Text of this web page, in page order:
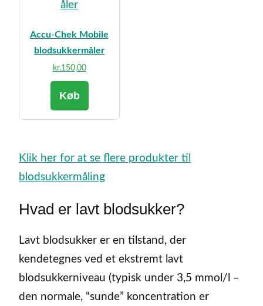
Accu-Chek Mobile
blodsukkermåler
kr.150,00
Køb
Klik her for at se flere produkter til
blodsukkermåling
Hvad er lavt blodsukker?
Lavt blodsukker er en tilstand, der
kendetegnes ved et ekstremt lavt
blodsukkerniveau (typisk under 3,5 mmol/l –
den normale, “sunde” koncentration er